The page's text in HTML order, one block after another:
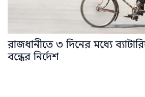
রাজধানীতে ৩ দিনের মধ্যে
বন্ধের নির্দেশ